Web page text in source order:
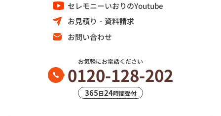
セレモニーいおりのYoutube
お見積り・資料請求
お問い合わせ
お気軽にお電話ください
0120-128-202
365日24時間受付